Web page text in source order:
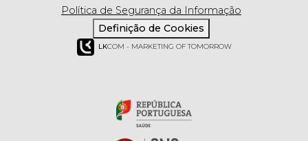
Política de Segurança da Informação
Definição de Cookies
LKCOM - MARKETING OF TOMORROW